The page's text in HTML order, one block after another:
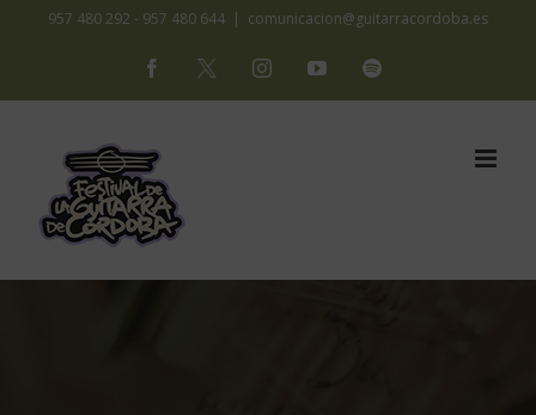
contenido
957 480 292 - 957 480 644 | comunicacion@guitarracordoba.es
Facebook
X InstagramYouTubeSpotify